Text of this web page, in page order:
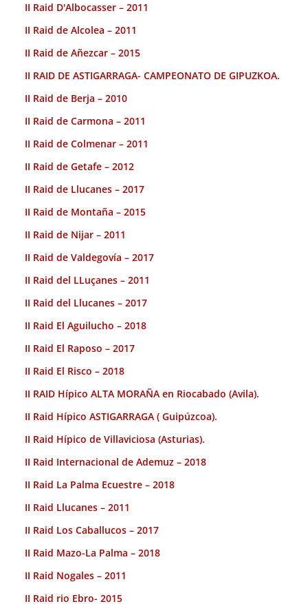
II Raid D'Albocasser – 2011
II Raid de Alcolea – 2011
II Raid de Añezcar – 2015
II RAID DE ASTIGARRAGA- CAMPEONATO DE GIPUZKOA.
II Raid de Berja – 2010
II Raid de Carmona – 2011
II Raid de Colmenar – 2011
II Raid de Getafe – 2012
II Raid de Llucanes – 2017
II Raid de Montaña – 2015
II Raid de Nijar – 2011
II Raid de Valdegovía – 2017
II Raid del LLuçanes – 2011
II Raid del Llucanes – 2017
II Raid El Aguilucho – 2018
II Raid El Raposo – 2017
II Raid El Risco – 2018
II RAID Hípico ALTA MORAÑA en Riocabado (Avila).
II Raid Hípico ASTIGARRAGA ( Guipúzcoa).
II Raid Hípico de Villaviciosa (Asturias).
II Raid Internacional de Ademuz – 2018
II Raid La Palma Ecuestre – 2018
II Raid Llucanes – 2011
II Raid Los Caballucos – 2017
II Raid Mazo-La Palma – 2018
II Raid Nogales – 2011
II Raid rio Ebro- 2015